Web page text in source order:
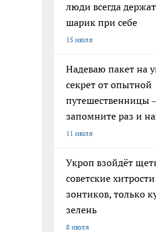
люди всегда
шарик при себе
15 июля
Надеваю пакет на
секрет от опытной
путешественницы
запомните раз и
11 июля
Укроп взойдёт
советские
зонтиков, только
зелень
8 июля